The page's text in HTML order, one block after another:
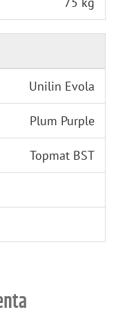
Unilin Evola
Plum Purple
Topmat BST